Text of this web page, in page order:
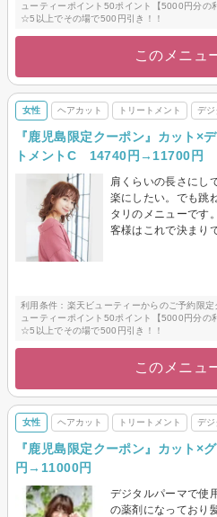
ューティーポイント50ポイント【5000円分の
☆5以上でその場で500円引き！！
このメニュ
女性 ヘアカット トリートメント デ
『鹿児島限定クーポン』カット×
トメントC 14740円→11700円
肩くらいの長さにし
楽にしたい。でも跳
タリのメニューです
客様はこれで決まり
利用条件：楽天ビューティーからのご予約限
ューティーポイント50ポイント【5000円分の
☆5以上でその場で500円引き！！
このメニュ
女性 ヘアカット トリートメント デ
『鹿児島限定クーポン』カット
円→11000円
デジタルパーマで使
の薬剤になっており